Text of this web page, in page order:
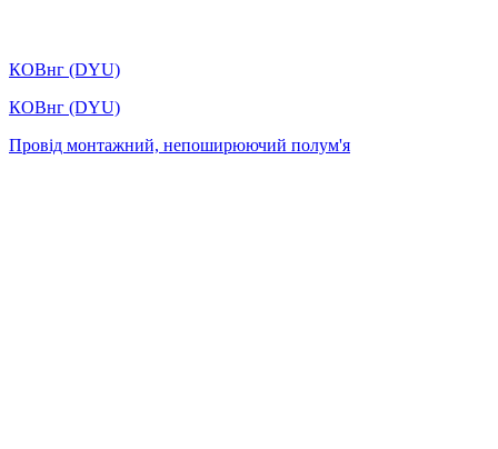
КОВнг (DYU)
КОВнг (DYU)
Провід монтажний, непоширюючий полум'я